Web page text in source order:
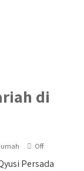
di
Off
Persada